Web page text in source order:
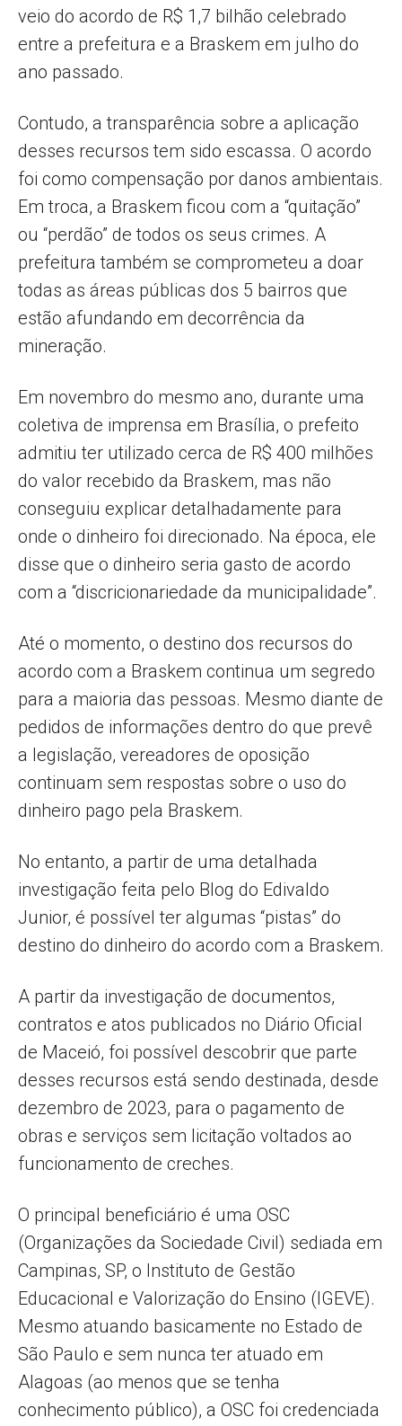
veio do acordo de R$ 1,7 bilhão celebrado
entre a prefeitura e a Braskem em julho do
ano passado.
Contudo, a transparência sobre a aplicação
desses recursos tem sido escassa. O acordo
foi como compensação por danos ambientais.
Em troca, a Braskem ficou com a “quitação”
ou “perdão” de todos os seus crimes. A
prefeitura também se comprometeu a doar
todas as áreas públicas dos 5 bairros que
estão afundando em decorrência da
mineração.
Em novembro do mesmo ano, durante uma
coletiva de imprensa em Brasília, o prefeito
admitiu ter utilizado cerca de R$ 400 milhões
do valor recebido da Braskem, mas não
conseguiu explicar detalhadamente para
onde o dinheiro foi direcionado. Na época, ele
disse que o dinheiro seria gasto de acordo
com a “discricionariedade da municipalidade”.
Até o momento, o destino dos recursos do
acordo com a Braskem continua um segredo
para a maioria das pessoas. Mesmo diante de
pedidos de informações dentro do que prevê
a legislação, vereadores de oposição
continuam sem respostas sobre o uso do
dinheiro pago pela Braskem.
No entanto, a partir de uma detalhada
investigação feita pelo Blog do Edivaldo
Junior, é possível ter algumas “pistas” do
destino do dinheiro do acordo com a Braskem.
A partir da investigação de documentos,
contratos e atos publicados no Diário Oficial
de Maceió, foi possível descobrir que parte
desses recursos está sendo destinada, desde
dezembro de 2023, para o pagamento de
obras e serviços sem licitação voltados ao
funcionamento de creches.
O principal beneficiário é uma OSC
(Organizações da Sociedade Civil) sediada em
Campinas, SP, o Instituto de Gestão
Educacional e Valorização do Ensino (IGEVE).
Mesmo atuando basicamente no Estado de
São Paulo e sem nunca ter atuado em
Alagoas (ao menos que se tenha
conhecimento público), a OSC foi credenciada